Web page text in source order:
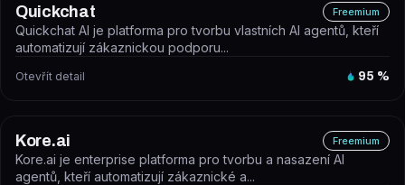
Quickchat Freemium
Quickchat AI je platforma pro tvorbu vlastních AI agentů, kteří
automatizují zákaznickou podporu...
Otevřít detail 95 %
Kore.ai Freemium
Kore.ai je enterprise platforma pro tvorbu a nasazení AI
agentů, kteří automatizují zákaznické a...